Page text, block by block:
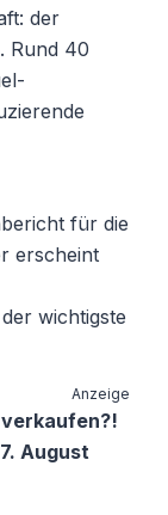
der
Rund 40
für die
erscheint
wichtigste
Anzeige
August